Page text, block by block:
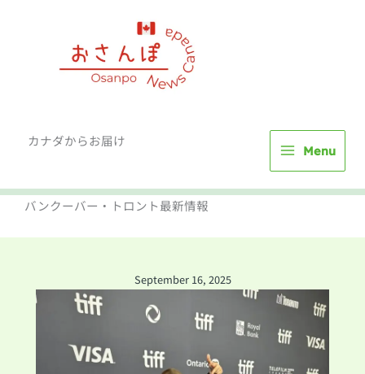
カナダからお届け
Menu
バンクーバー・トロント最新情報
September 16, 2025